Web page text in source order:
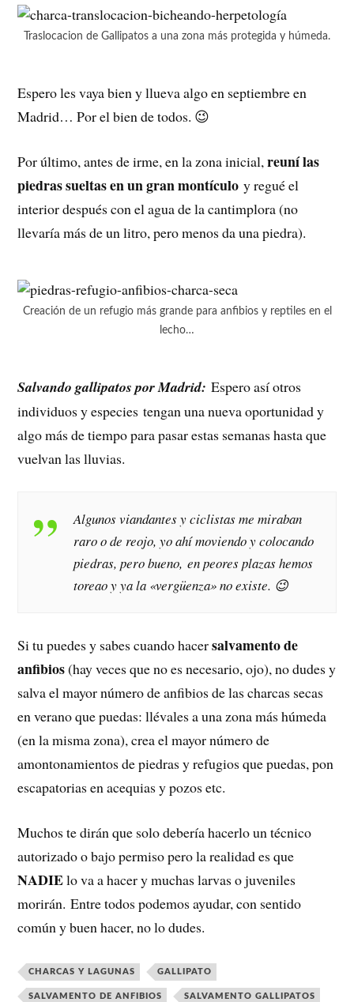
Traslocacion de Gallipatos a una zona más protegida y húmeda.
Espero les vaya bien y llueva algo en septiembre en
Madrid… Por el bien de todos. 😉
Por último, antes de irme, en la zona inicial,reuní las
piedras sueltas en un gran montículo y regué el
interior después con el agua de la cantimplora (no
llevaría más de un litro, pero menos da una piedra).
Creación de un refugio más grande para anfibios y reptiles en el
lecho…
Salvando gallipatos por Madrid: Espero así otros
individuos y especies tengan una nueva oportunidad y
algo más de tiempo para pasar estas semanas hasta que
vuelvan las lluvias.
Algunos viandantes y ciclistas me miraban
raro o de reojo, yo ahí moviendo y colocando
piedras, pero bueno, en peores plazas hemos
toreao y ya la «vergüenza» no existe. 😉
Si tu puedes y sabes cuando hacersalvamento de
anfibios(hay veces que no es necesario, ojo), no dudes y
salva el mayor número de anfibios de las charcas secas
en verano que puedas: llévales a una zona más húmeda
(en la misma zona), crea el mayor número de
amontonamientos de piedras y refugios que puedas, pon
escapatorias en acequias y pozos etc.
Muchos te dirán que solo debería hacerlo un técnico
autorizado o bajo permiso pero la realidad es que
NADIElo va a hacer y muchas larvas o juveniles
morirán. Entre todos podemos ayudar, con sentido
común y buen hacer, no lo dudes.
CHARCAS Y LAGUNAS GALLIPATO
SALVAMENTO DE ANFIBIOS SALVAMENTO GALLIPATOS